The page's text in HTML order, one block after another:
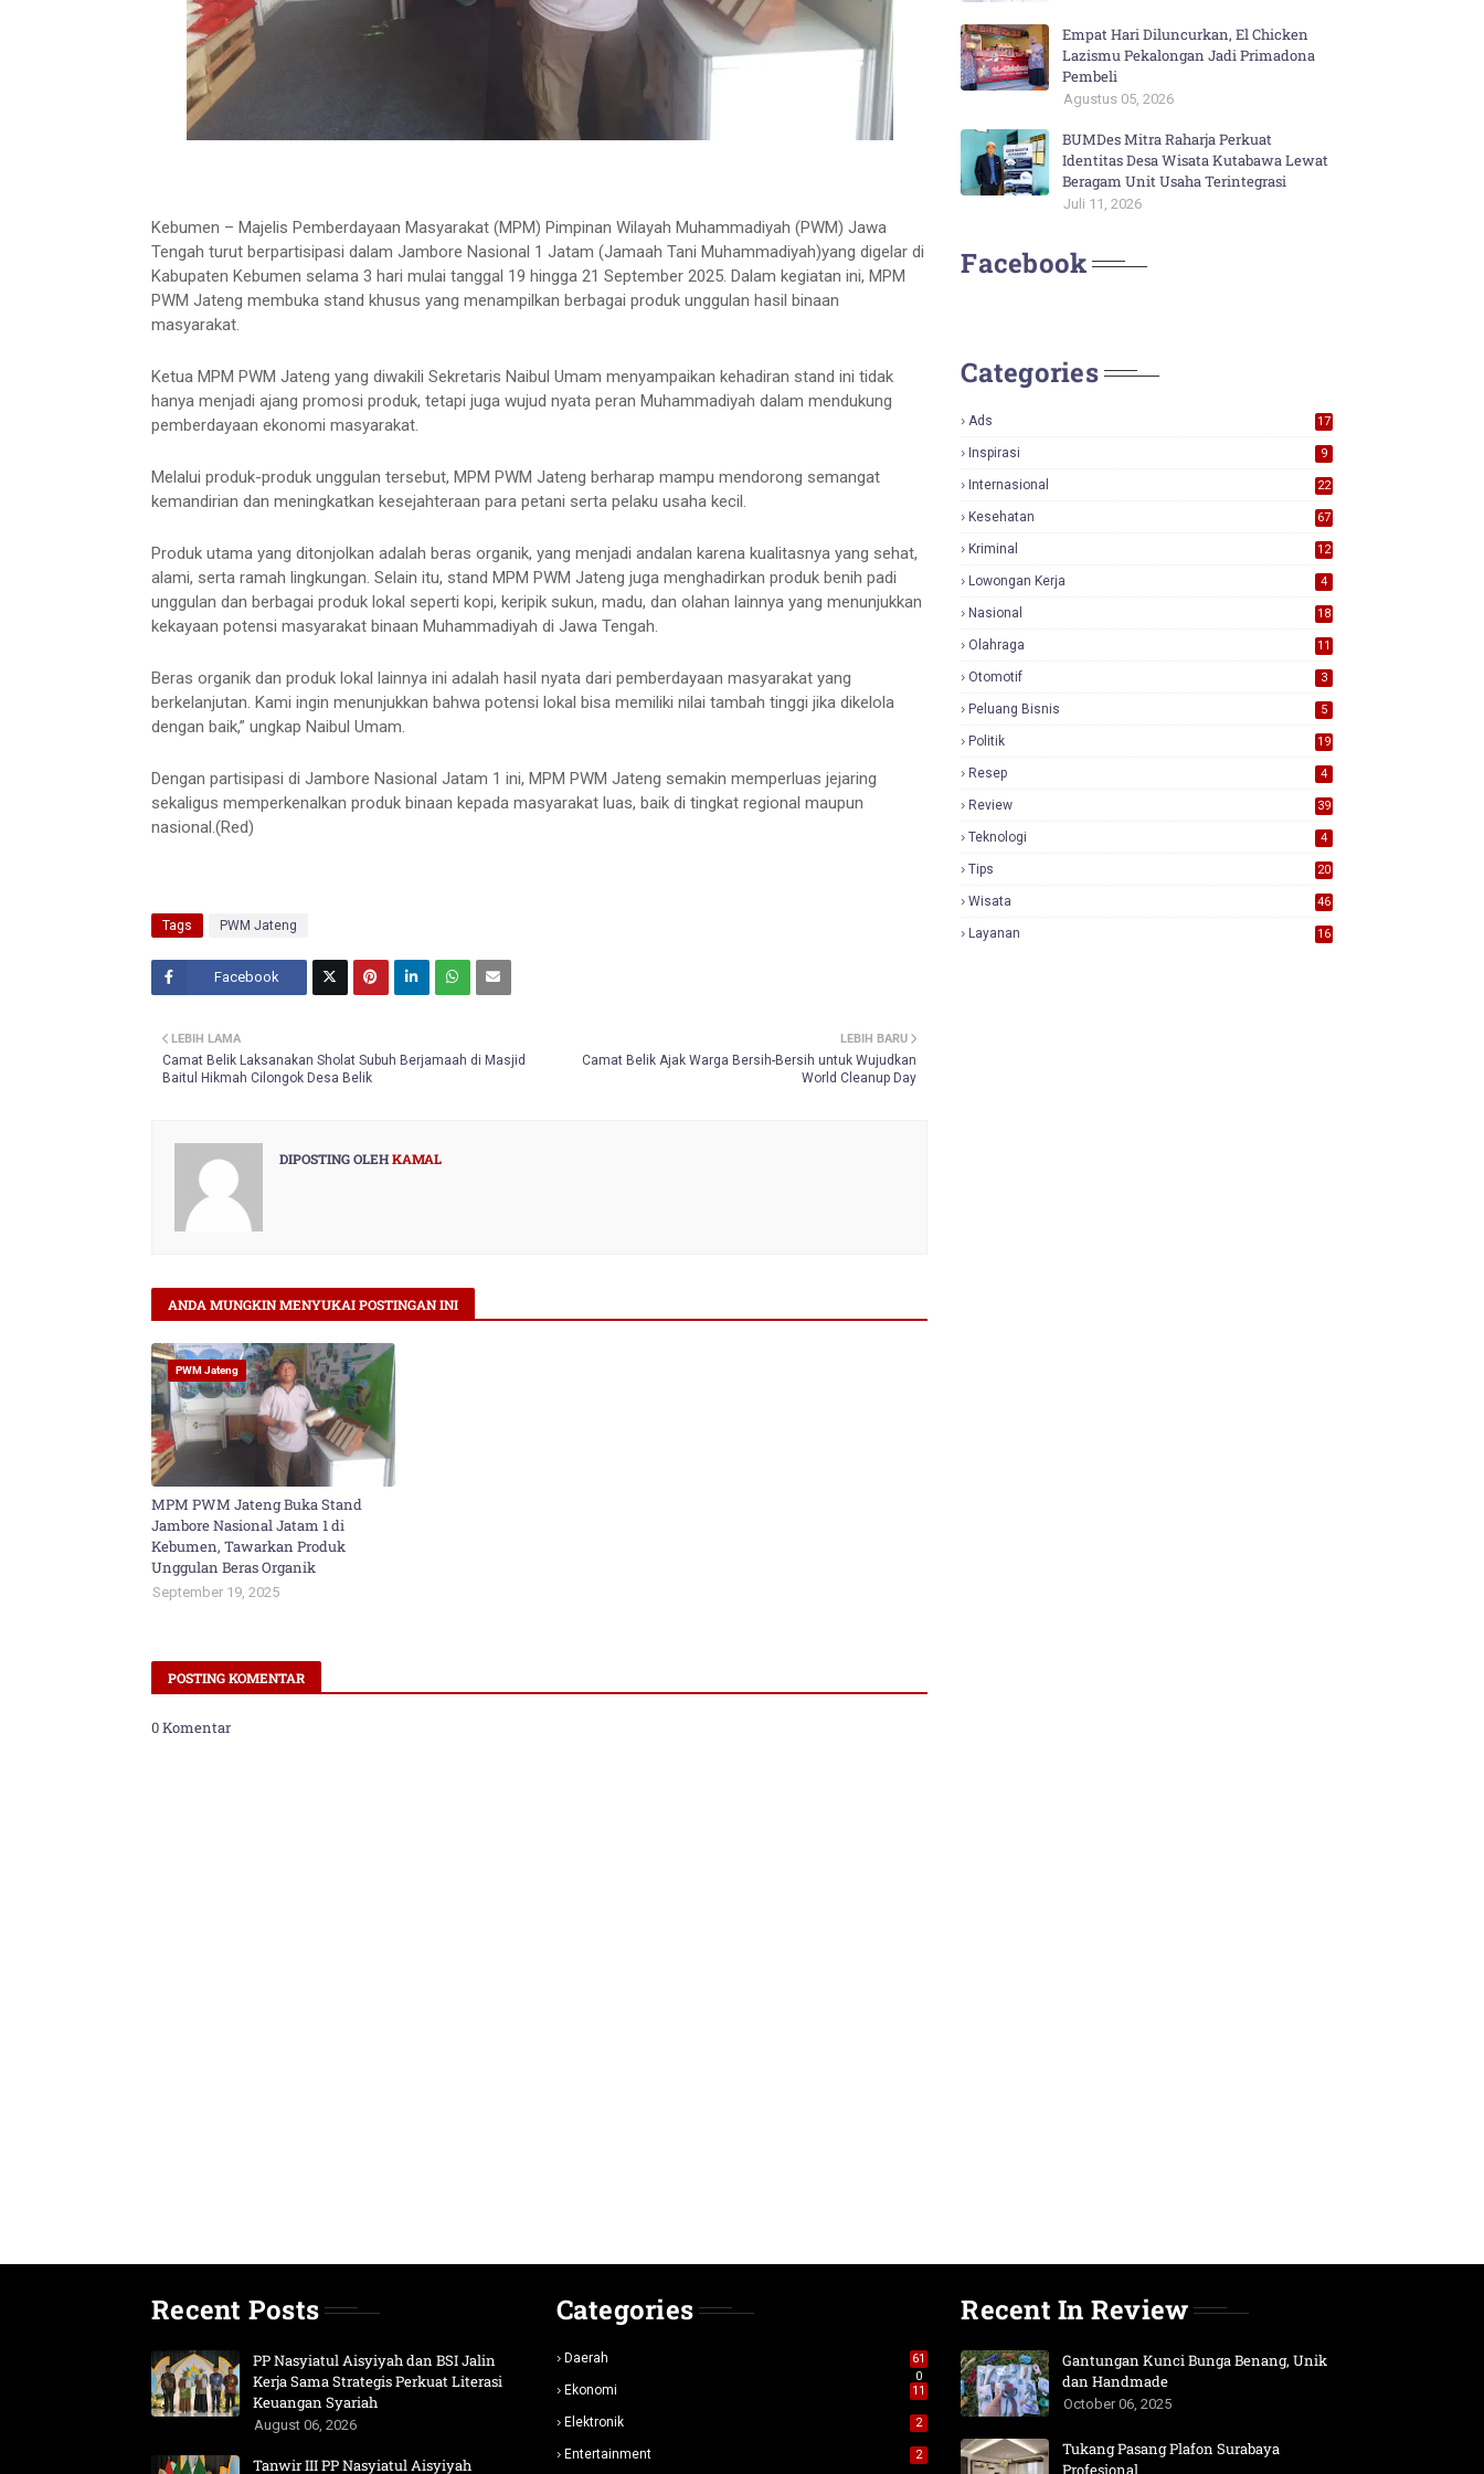
Kebumen – Majelis Pemberdayaan Masyarakat (MPM) Pimpinan Wilayah Muhammadiyah (PWM) Jawa
Tengah turut berpartisipasi dalam Jambore Nasional 1 Jatam (Jamaah Tani Muhammadiyah)yang digelar di
Kabupaten Kebumen selama 3 hari mulai tanggal 19 hingga 21 September 2025. Dalam kegiatan ini, MPM
PWM Jateng membuka stand khusus yang menampilkan berbagai produk unggulan hasil binaan
masyarakat.
Ketua MPM PWM Jateng yang diwakili Sekretaris Naibul Umam menyampaikan kehadiran stand ini tidak
hanya menjadi ajang promosi produk, tetapi juga wujud nyata peran Muhammadiyah dalam mendukung
pemberdayaan ekonomi masyarakat.
Melalui produk-produk unggulan tersebut, MPM PWM Jateng berharap mampu mendorong semangat
kemandirian dan meningkatkan kesejahteraan para petani serta pelaku usaha kecil.
Produk utama yang ditonjolkan adalah beras organik, yang menjadi andalan karena kualitasnya yang sehat,
alami, serta ramah lingkungan. Selain itu, stand MPM PWM Jateng juga menghadirkan produk benih padi
unggulan dan berbagai produk lokal seperti kopi, keripik sukun, madu, dan olahan lainnya yang menunjukkan
kekayaan potensi masyarakat binaan Muhammadiyah di Jawa Tengah.
Beras organik dan produk lokal lainnya ini adalah hasil nyata dari pemberdayaan masyarakat yang
berkelanjutan. Kami ingin menunjukkan bahwa potensi lokal bisa memiliki nilai tambah tinggi jika dikelola
dengan baik,” ungkap Naibul Umam.
Dengan partisipasi di Jambore Nasional Jatam 1 ini, MPM PWM Jateng semakin memperluas jejaring
sekaligus memperkenalkan produk binaan kepada masyarakat luas, baik di tingkat regional maupun
nasional.(Red)
Tags PWM Jateng
Facebook
LEBIH BARU
Camat Belik Ajak Warga Bersih-Bersih untuk Wujudkan
World Cleanup Day
LEBIH LAMA
Camat Belik Laksanakan Sholat Subuh Berjamaah di Masjid
Baitul Hikmah Cilongok Desa Belik
DIPOSTING OLEHKAMAL
ANDA MUNGKIN MENYUKAI POSTINGAN INI
PWM Jateng
MPM PWM Jateng Buka Stand
Jambore Nasional Jatam 1 di
Kebumen, Tawarkan Produk
Unggulan Beras Organik
September 19, 2025
POSTING KOMENTAR
0 Komentar
Empat Hari Diluncurkan, El Chicken
Lazismu Pekalongan Jadi Primadona
Pembeli
Agustus 05, 2026
BUMDes Mitra Raharja Perkuat
Identitas Desa Wisata Kutabawa Lewat
Beragam Unit Usaha Terintegrasi
Juli 11, 2026
Facebook
Categories
Ads
17
Inspirasi 9
Internasional 22
Kesehatan 67
Kriminal 12
Lowongan Kerja 4
Nasional
18
Olahraga 11
Otomotif 3
Peluang Bisnis 5
Politik 19
Resep 4
Review
39
Teknologi 4
Tips 20
Wisata 46
Layanan 16
Recent Posts
PP Nasyiatul Aisyiyah dan BSI Jalin
Kerja Sama Strategis Perkuat Literasi
Keuangan Syariah
August 06, 2026
Tanwir III PP Nasyiatul Aisyiyah
Categories
Daerah
61
0
Ekonomi 11
Elektronik 2
Entertainment 2
Recent In Review
Gantungan Kunci Bunga Benang, Unik
dan Handmade
October 06, 2025
Tukang Pasang Plafon Surabaya
Profesional